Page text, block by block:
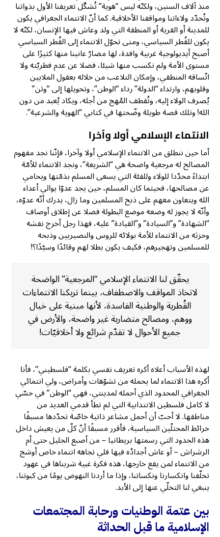
منذ آلاف السنين، ولكنّه ليس “هوية” تُشكّل تعريفنا الأول بذواتنا
وتُحدّد ولاءاتنا ومواقفنا الأخلاقية. كما أنّ الانتماء الجغرافي يكون
للمدينة أو القرية أو المنطقة التي ولد وعاش فيها الإنسان، لكنّه لا
يكون للقُطر السياسي، ومتى تحوّل الانتماء إلى القُطر السياسي
أصبح أيديولوجية غربية وافدة، لها مضارّ عانينا منها كثيرًا على
مستوى الأمة ولم نكسب منها شيئا، فضلا عن عدم فطريّته ولا
اتّساقه المنطقي، وإمكان التلاعب من خلاله بعقول الملايين
وقلوبهم، وارتداء “الدولة” رداء “الوطن”، وتحويلها إلى “وثن”
يُصرف الولاء إليه، وتُقطف المُهج من أجله، ويكاد يُعبد من دون
الله! وتلك قصة طويلة وضّحتها في كتابي “الهوية والشرعية”.
الانتماء الإسلامي أولا وآخرا
أما حين ننطلق من الانتماء الإسلامي أولا وآخرا، فإنّنا نجد مفهوم
المصالح له مرجعية واضحة هي “الشريعة”، ونجد الانتماء للأمّة
ابتداءً محدّدا للولاء وللفئة التي يسعى المسلم بذمّتها ويحامي
عن مصالحها، فحيثما كان المسلم، حين يجد عدوّا يوالي أعداء
الله ويتعاون معهم على ذبح المسلمين وما زال، يدرك أنّه عدوّه،
وأنّه لا يجوز له وضعه موضع البطولة فضلا عن إطلاق أوصاف
“الشهادة” و”السيادة” و”القيادة” عليه، فهذا رجل أخرج نفسَه
وحزبَه من الانتماء للأمة بولائه للروس والنصيريين وذبحه
للمسلمين وتهجيرهم، فكيف يكون بطلا لهم وقائدًا وسيّدًا؟!
يحقّق لنا الانتماء الإسلامي “المرجعية” الواضحة
لاتخاذ المواقف والاصطفاف، بينما تربكنا الانتماءات
القُطرية والوطنية الفاسدة، لأنها مبنية على خيال
ووهم، ومصالح متضاربة غير واضحة، والأرض في
جميع الأحوال لا تقدّم شرائع ولا أخلاقيّات!
لهذه الأسباب أعلاه أكره تعريف نفسي بكلمة “فلسطيني”، فأنا
أكره هذا الانتماء لما يحمله من تشوّهات وأمراض، ولي انتمائي
الجغرافي المحدود الذي أحمله لمدينتي، فهي “الوطن” في حسّي
لا كامل فلسطين الانتدابية التي لم تطأ قدمي العديد من
مناطقها. لا أحبّ أن أحمل مشاعر ذاتية خاصّة تحدّدها مسبقًا
خرائط المحتلّين السياسية، فأقرر مسبقًا أنّ كلّ من يعيش داخل
هذه الحدود التي رسمتها بريطانيا – من أصبع الجليل حتى أم
الرشراش – أو عاش أجدادُه فيها فلي تجاهه انتماء خاص أوشج
من الانتماء لمن يقع خارجها، هذه فكرة غبية شربناها في عهود
تخلّفنا وانكسارنا ونكساتنا، وإذا ما أردنا النهوض يومًا من كبوتنا،
ينبغي لنا التخلّي عنها إلى الأبد.
بين عتمة الوطنيات ورحابة المجتمعات
الإسلامية ما قبل الحداثة